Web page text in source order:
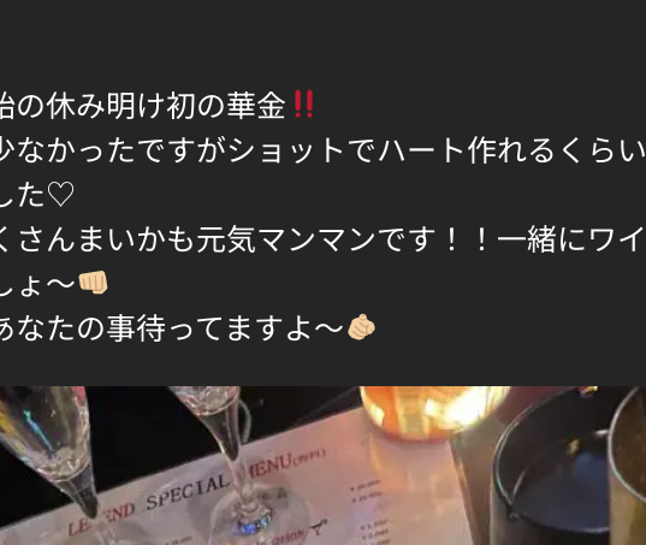
の休み明け初の華金
なかったですがショットでハート作れるくらい
た♡
さんまいかも元気マンマンです！！一緒にワイ
ょ～
なたの事待ってますよ～